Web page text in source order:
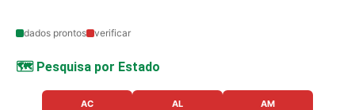
dados prontos verificar
🗺️ Pesquisa por Estado
AC AL AM